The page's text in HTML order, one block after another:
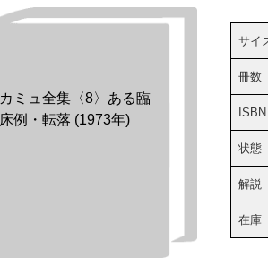
カミュ全集〈8〉ある臨
床例・転落 (1973年)
サイ
冊数
ISBN
状態
解説
在庫